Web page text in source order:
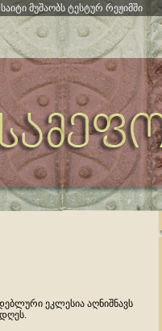
საიტი მუშაობს ტესტურ რეჟიმში
ეკლესია აღნიშნავს
დღეს.